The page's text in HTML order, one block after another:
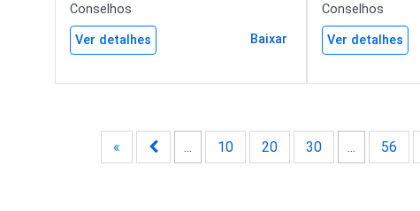
Conselhos
Ver detalhes Baixar
Conselhos
Ver detalhes
« ... 10 20 30 ... 56